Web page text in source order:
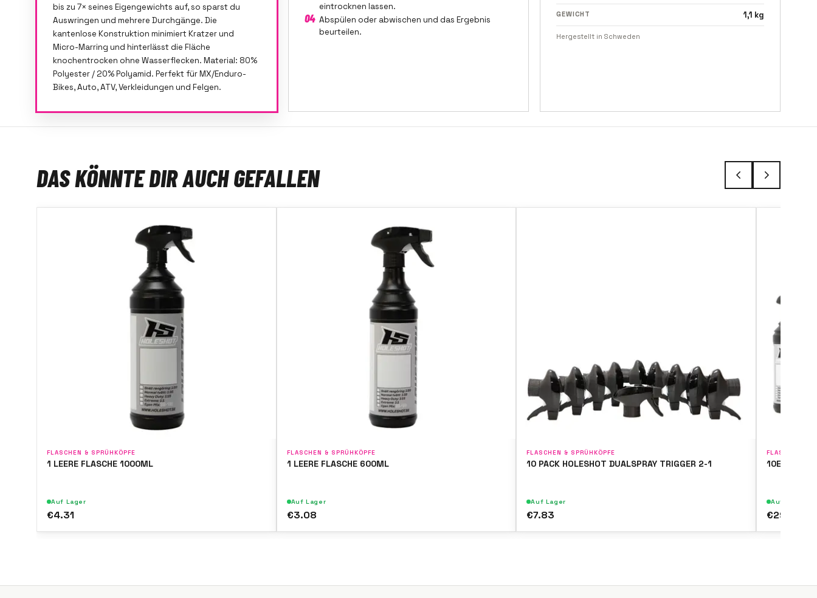
bis zu 7× seines Eigengewichts auf, so sparst du
Auswringen und mehrere Durchgänge. Die
kantenlose Konstruktion minimiert Kratzer und
Micro-Marring und hinterlässt die Fläche
knochentrocken ohne Wasserflecken. Material: 80%
Polyester / 20% Polyamid. Perfekt für MX/Enduro-
Bikes, Auto, ATV, Verkleidungen und Felgen.
eintrocknen lassen.
04 Abspülen oder abwischen und das Ergebnis
beurteilen.
GEWICHT 1,1 kg
Hergestellt in Schweden
DAS KÖNNTE DIR AUCH GEFALLEN
FLASCHEN & SPRÜHKÖPFE
1 LEERE FLASCHE 1000ML
Auf Lager
€4.31
FLASCHEN & SPRÜHKÖPFE
1 LEERE FLASCHE 600ML
Auf Lager
€3.08
FLASCHEN & SPRÜHKÖPFE
10 PACK HOLESHOT DUALSPRAY TRIGGER 2-1
Auf Lager
€7.83
FLASCHEN &
10ER-PACK
Auf Lager
€29.83